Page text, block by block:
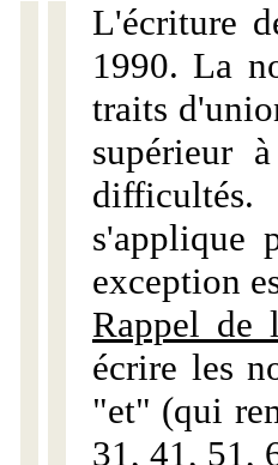
L'écriture
1990. La
traits
supérieur
difficultés.
s'applique
exception
Rappel de
écrire les
"et" (qui
31, 41, 51,